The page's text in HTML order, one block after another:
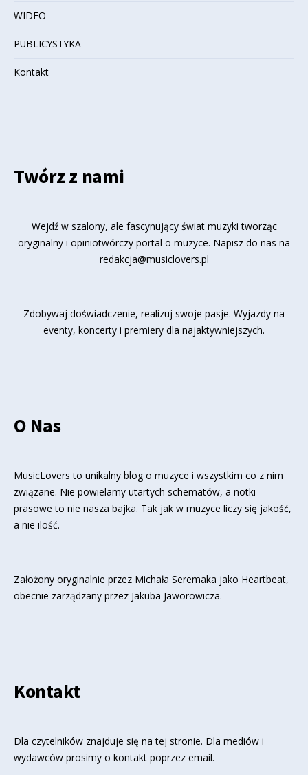
WIDEO
PUBLICYSTYKA
Kontakt
Twórz z nami
Wejdź w szalony, ale fascynujący świat muzyki tworząc
oryginalny i opiniotwórczy portal o muzyce. Napisz do nas na
redakcja@musiclovers.pl
Zdobywaj doświadczenie, realizuj swoje pasje. Wyjazdy na
eventy, koncerty i premiery dla najaktywniejszych.
O Nas
MusicLovers to unikalny blog o muzyce i wszystkim co z nim
związane. Nie powielamy utartych schematów, a notki
prasowe to nie nasza bajka. Tak jak w muzyce liczy się jakość,
a nie ilość.
Założony oryginalnie przez Michała Seremaka jako Heartbeat,
obecnie zarządzany przez Jakuba Jaworowicza.
Kontakt
Dla czytelników znajduje się na tej stronie. Dla mediów i
wydawców prosimy o kontakt poprzez email.